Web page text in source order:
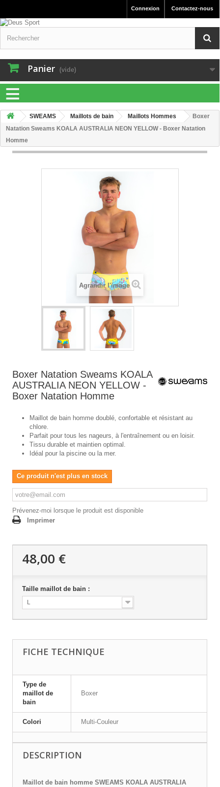
Contactez-nous
Connexion
Panier (vide)
≡
SWEAMS Maillots de bain Maillots Hommes
Boxer
Natation Sweams KOALA AUSTRALIA NEON YELLOW - Boxer Natation
Homme
Agrandir l'image
Boxer Natation Sweams KOALA
AUSTRALIA NEON YELLOW -
Boxer Natation Homme
Maillot de bain homme doublé, confortable et résistant au
chlore.
Parfait pour tous les nageurs, à l'entraînement ou en loisir.
Tissu durable et maintien optimal.
Idéal pour la piscine ou la mer.
Ce produit n'est plus en stock
Prévenez-moi lorsque le produit est disponible
Imprimer
48,00 €
Taille maillot de bain :
L
FICHE TECHNIQUE
Type de
maillot de
bain
Boxer
Colori Multi-Couleur
DESCRIPTION
Maillot de bain homme SWEAMS KOALA AUSTRALIA